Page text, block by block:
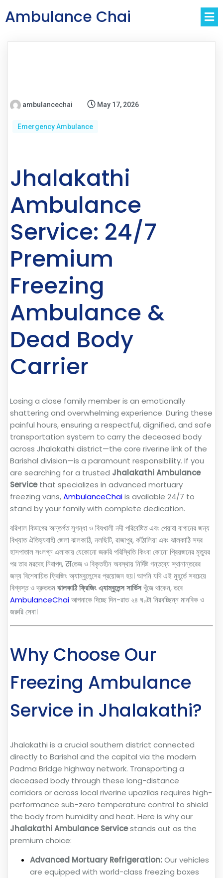
Ambulance Chai
ambulancechai May 17, 2026
Emergency Ambulance
Jhalakathi
Ambulance
Service: 24/7
Premium
Freezing
Ambulance &
Dead Body
Carrier
Losing a close family member is an emotionally
shattering and overwhelming experience. During these
painful hours, ensuring a respectful, dignified, and safe
transportation system to carry the deceased body
across Jhalakathi district—the core riverine link of the
Barishal division—is a paramount responsibility. If you
are searching for a trusted Jhalakathi Ambulance
Servicethat specializes in advanced mortuary
freezing vans,AmbulanceChaiis available 24/7 to
stand by your family with complete dedication.
বরিশাল বিভাগের অন্তর্গত সুগন্ধা ও বিষখালী নদী পরিবেষ্টিত এবং পেয়ারা বাগানের জন্য
বিখ্যাত ঐতিহ্যবাহী জেলা ঝালকাঠি, নলছিটি, রাজাপুর, কাঁঠালিয়া এবং ঝালকাঠি সদর
হাসপাতাল সংলগ্ন এলাকায় যেকোনো জরুরি পরিস্থিতি কিংবা কোনো প্রিয়জনের মৃত্যুর
পর তার মরদেহ নিরাপদ, सতেজ ও বিকৃতহীন অবস্থায় নির্দিষ্ট গন্তব্যে স্থানান্তরের
জন্য বিশেষায়িত ফ্রিজিং অ্যাম্বুলেন্সের প্রয়োজন হয়। আপনি যদি এই মুহূর্তে সবচেয়ে
বিশ্বস্ত ও দ্রুততমঝালকাঠি ফ্রিজিং এ্যাম্বুলেন্স সার্ভিসখুঁজে থাকেন, তবে
AmbulanceChaiআপনাকে দিচ্ছে দিন-রাত ২৪ ঘণ্টা নিরবচ্ছিন্ন মানবিক ও
জরুরি সেবা।
Why Choose Our
Freezing Ambulance
Service in Jhalakathi?
Jhalakathi is a crucial southern district connected
directly to Barishal and the capital via the modern
Padma Bridge highway network. Transporting a
deceased body through these long-distance
corridors or across local riverine upazilas requires high-
performance sub-zero temperature control to shield
the body from humidity and heat. Here is why our
Jhalakathi Ambulance Servicestands out as the
premium choice:
Advanced Mortuary Refrigeration:Our vehicles
are equipped with world-class freezing boxes